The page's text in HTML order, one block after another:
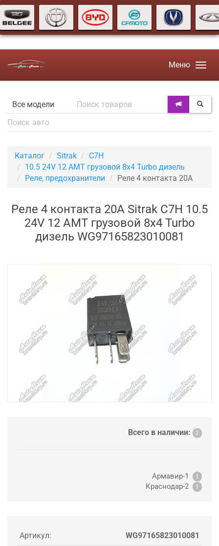
Меню
Каталог Sitrak
C7H
10.5 24V 12 AMT грузовой 8х4 Turbo дизель
Реле, предохранители
Реле 4 контакта 20А
Реле 4 контакта 20А Sitrak C7H 10.5
24V 12 AMT грузовой 8х4 Turbo
дизель WG97165823010081
Всего в наличии: 2
Армавир-1 1
Краснодар-2 1
Артикул: WG97165823010081